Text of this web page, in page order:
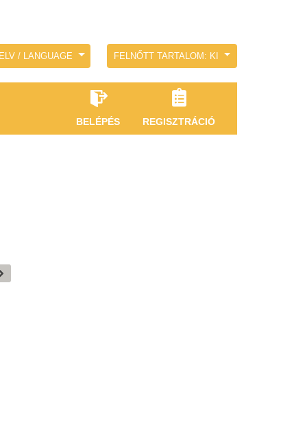
/ LANGUAGE FELNŐTT TARTALOM: KI
BELÉPÉS REGISZTRÁCIÓ